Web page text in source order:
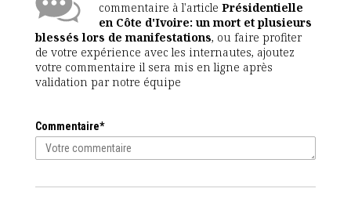
commentaire à l'article Présidentielle
en Côte d'Ivoire: un mort et plusieurs
blessés lors de manifestations, ou faire profiter
de votre expérience avec les internautes, ajoutez
votre commentaire il sera mis en ligne après
validation par notre équipe
Commentaire*